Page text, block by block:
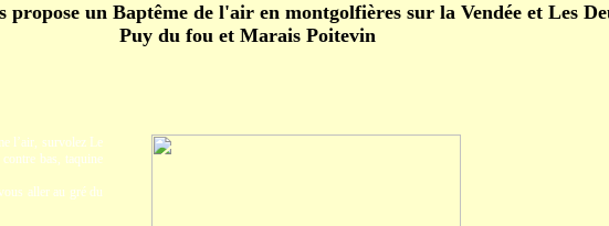
propose un Baptême de l'airen montgolfières sur la Vendée et Les
Puy du fou et Marais Poitevin
l’air, survolez Le
bas, taquine
aller au gré du